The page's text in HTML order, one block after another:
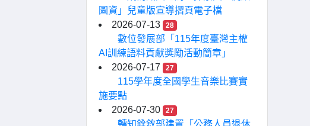
圖資」兒童版宣導摺頁電子檔
2026-07-13
28
數位發展部「115年度臺灣主權
AI訓練語料貢獻獎勵活動簡章」
2026-07-17
27
115學年度全國學生音樂比賽實
施要點
2026-07-30
27
轉知銓敘部建置「公務人員退休